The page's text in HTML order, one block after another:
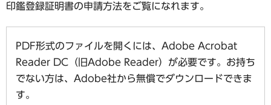
印鑑登録証明書の申請方法をご覧になれます。
PDF形式のファイルを開くには、Adobe Acrobat
Reader DC（旧Adobe Reader）が必要です。お持ち
でない方は、Adobe社から無償でダウンロードできま
す。